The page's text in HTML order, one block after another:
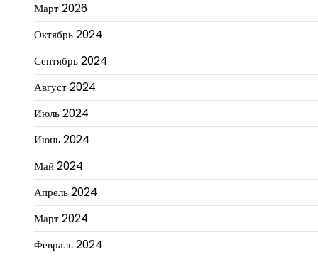
Март 2026
Октябрь 2024
Сентябрь 2024
Август 2024
Июль 2024
Июнь 2024
Май 2024
Апрель 2024
Март 2024
Февраль 2024